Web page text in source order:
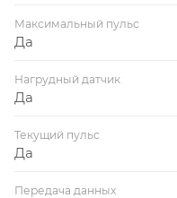
Максимальный пульс
Да
Нагрудный датчик
Да
Текущий пульс
Да
Передача данных